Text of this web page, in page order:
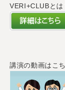
VERI+CLUBとは
講演の動画はこ